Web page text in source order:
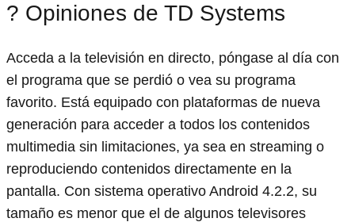
? Opiniones de TD Systems
Acceda a la televisión en directo, póngase al día con
el programa que se perdió o vea su programa
favorito. Está equipado con plataformas de nueva
generación para acceder a todos los contenidos
multimedia sin limitaciones, ya sea en streaming o
reproduciendo contenidos directamente en la
pantalla. Con sistema operativo Android 4.2.2, su
tamaño es menor que el de algunos televisores